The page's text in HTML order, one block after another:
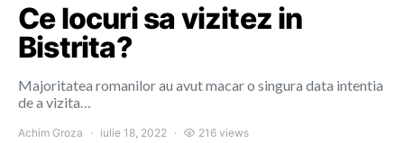
Ce locuri sa vizitez in
Bistrita?
Majoritatea romanilor au avut macar o singura data intentia
de a vizita…
Achim Groza iulie 18, 2022 216 views